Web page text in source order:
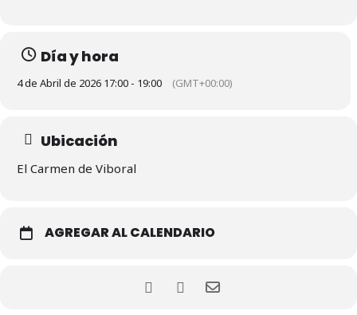
Día y hora
4 de Abril de 2026 17:00 - 19:00 (GMT+00:00)
Ubicación
El Carmen de Viboral
AGREGAR AL CALENDARIO